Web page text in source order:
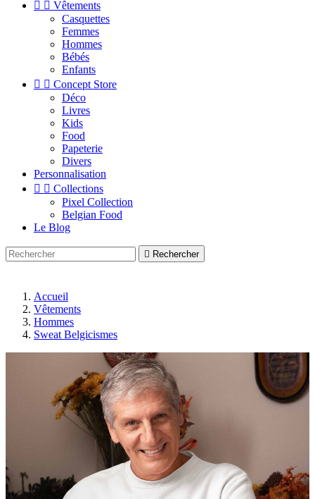
  Vêtements
Casquettes
Femmes
Hommes
Bébés
Enfants
  Concept Store
Déco
Livres
Kids
Food
Papeterie
Divers
Personnalisation
  Collections
Pixel Collection
Belgian Food
Le Blog
 Rechercher
Accueil
Vêtements
Hommes
Sweat Belgicismes